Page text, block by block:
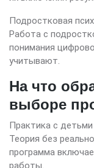
Подростковая
Работа с
понимания
учитывают.
На что
выборе
Практика с детьми
Теория без
программа
работы.